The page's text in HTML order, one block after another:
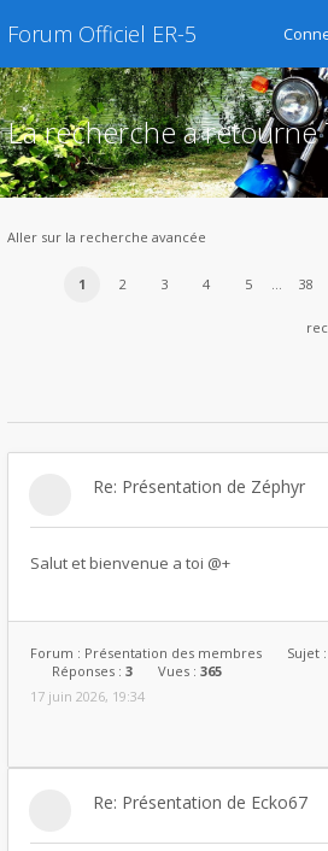
Forum Officiel ER-5
La recherche a retourné
Aller sur la recherche avancée
1 2 3 4 5 … 38
Re: Présentation de Zéphyr
Salut et bienvenue a toi @+
Forum : Présentation des membres Sujet :
Réponses : 3 Vues : 365
17 juin 2026, 19:34
Re: Présentation de Ecko67